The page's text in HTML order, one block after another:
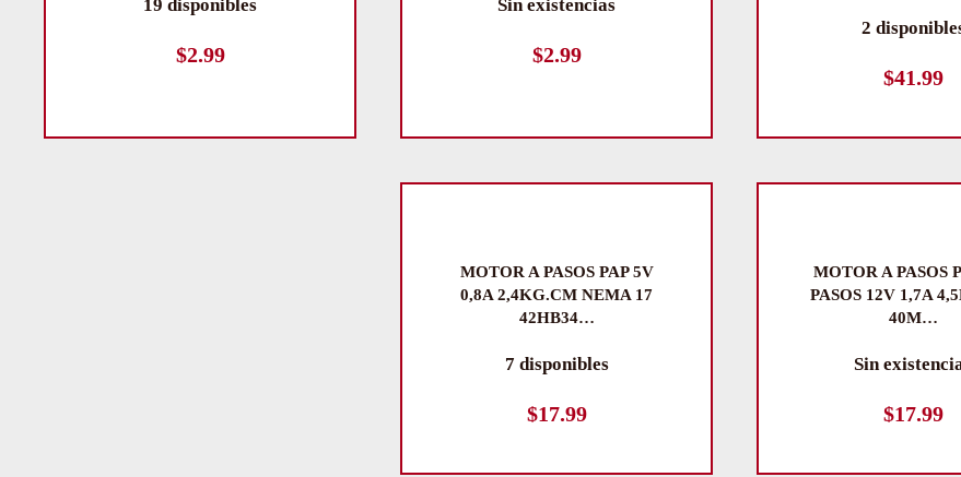
19 disponibles
$2.99
Sin existencias
$2.99
2
$41.99
MOTOR A PASOS PAP 5V
0,8A 2,4KG.CM NEMA 17
42HB34…
7 disponibles
$17.99
MOTOR A PASOS
PASOS 12V 1,7A
40M…
Sin
$17.99